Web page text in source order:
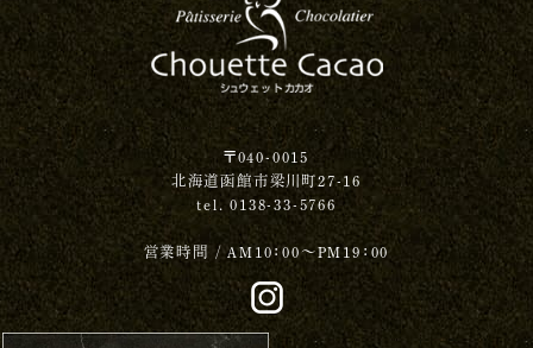
〒040-0015
北海道函館市梁川町27-16
tel. 0138-33-5766
営業時間 / AM10：00～PM19：00